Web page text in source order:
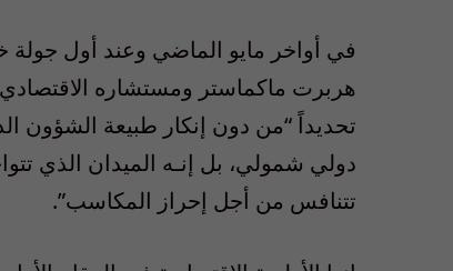
في أواخر مايو الماضي وعند أول جولة
هربرت ماكماستر ومستشاره الاقتصادي
تحديداً “من دون إنكار طبيعة الشؤون
دولي شمولي، بل إنـه الميدان الذي
تتنافس من أجل إحراز المكاسب”.